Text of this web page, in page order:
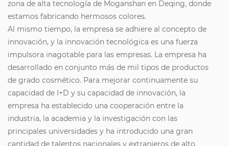
zona de alta tecnología de Moganshan en Deqing, donde
estamos fabricando hermosos colores.
Al mismo tiempo, la empresa se adhiere al concepto de
innovación, y la innovación tecnológica es una fuerza
impulsora inagotable para las empresas. La empresa ha
desarrollado en conjunto más de mil tipos de productos
de grado cosmético. Para mejorar continuamente su
capacidad de I+D y su capacidad de innovación, la
empresa ha establecido una cooperación entre la
industria, la academia y la investigación con las
principales universidades y ha introducido una gran
cantidad de talentos nacionales y extranjeros de alto